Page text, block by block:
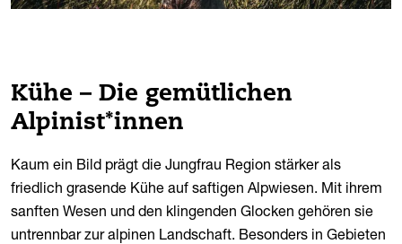
Kühe – Die gemütlichen
Alpinist*innen
Kaum ein Bild prägt die Jungfrau Region stärker als
friedlich grasende Kühe auf saftigen Alpwiesen. Mit ihrem
sanften Wesen und den klingenden Glocken gehören sie
untrennbar zur alpinen Landschaft. Besonders in Gebieten